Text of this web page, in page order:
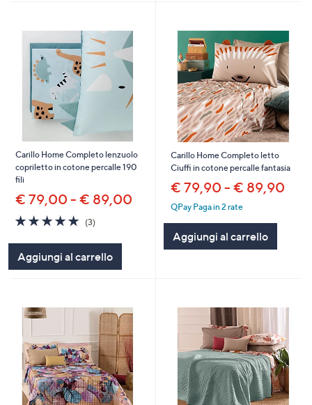
Carillo Home Completo lenzuolo
copriletto in cotone percalle 190
fili
€ 79,00 - € 89,00
5.0
of
5
Stars
(3)3
Aggiungi al carrello
Carillo Home Completo letto
Ciuffi in cotone percalle fantasia
€ 79,90 - € 89,90
QPay Paga in 2 rate
Aggiungi al carrello